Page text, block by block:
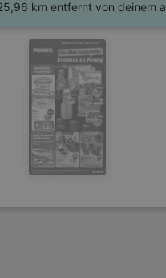
km entfernt von deinem